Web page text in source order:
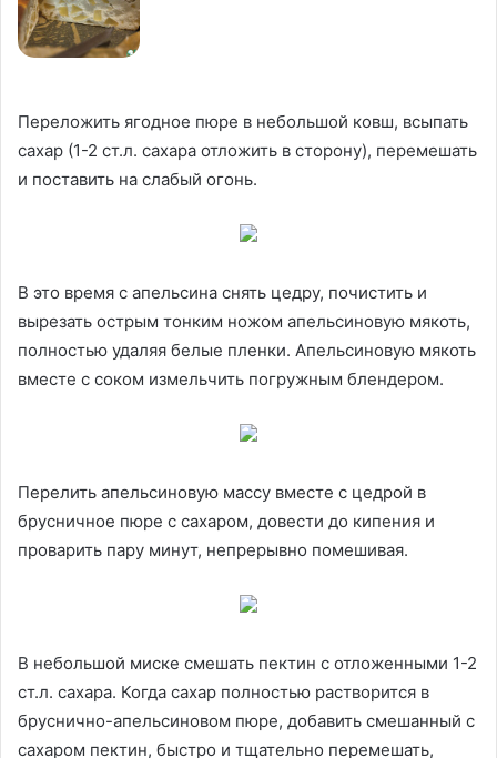
Переложить ягодное пюре в небольшой ковш, всыпать
сахар (1-2 ст.л. сахара отложить в сторону), перемешать
и поставить на слабый огонь.
В это время с апельсина снять цедру, почистить и
вырезать острым тонким ножом апельсиновую мякоть,
полностью удаляя белые пленки. Апельсиновую мякоть
вместе с соком измельчить погружным блендером.
Перелить апельсиновую массу вместе с цедрой в
брусничное пюре с сахаром, довести до кипения и
проварить пару минут, непрерывно помешивая.
В небольшой миске смешать пектин с отложенными 1-2
ст.л. сахара. Когда сахар полностью растворится в
бруснично-апельсиновом пюре, добавить смешанный с
сахаром пектин, быстро и тщательно перемешать,